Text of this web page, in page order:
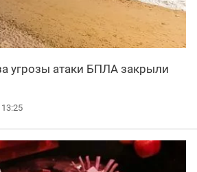
угрозы атаки БПЛА закрыли